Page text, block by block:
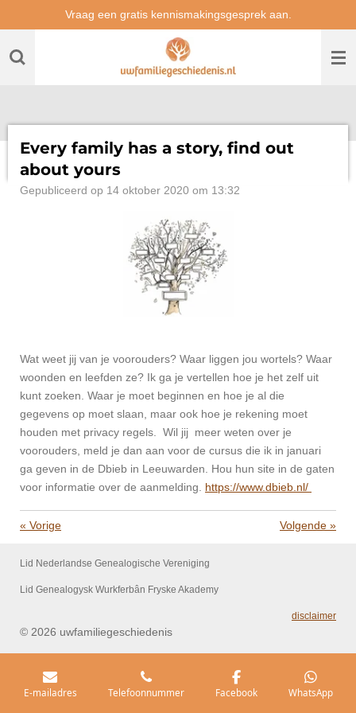
naar
hoofdinhoud
Vraag een gratis kennismakingsgesprek aan.
Every family has a story, find out
about yours
Gepubliceerd op 14 oktober 2020 om 13:32
Wat weet jij van je voorouders? Waar liggen jou wortels? Waar
woonden en leefden ze? Ik ga je vertellen hoe je het zelf uit
kunt zoeken. Waar je moet beginnen en hoe je al die
gegevens op moet slaan, maar ook hoe je rekening moet
houden met privacy regels. Wil jij meer weten over je
voorouders, meld je dan aan voor de cursus die ik in januari
ga geven in de Dbieb in Leeuwarden. Hou hun site in de gaten
voor informatie over de aanmelding. https://www.dbieb.nl/
« Vorige Volgende »
Lid Nederlandse Genealogische Vereniging
Lid Genealogysk Wurkferbân Fryske Akademy
disclaimer
© 2026 uwfamiliegeschiedenis
E-mailadres Telefoonnummer Facebook WhatsApp